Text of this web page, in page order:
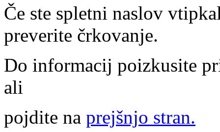
Če ste spletni naslov
preverite črkovanje.
Do informacij poizkusite
ali
pojdite na prejšnjo stran.